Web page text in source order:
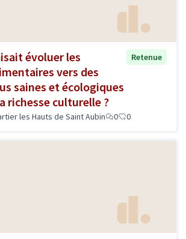
évoluer les
vers des
saines et écologiques
richesse culturelle ?
Retenue
les Hauts de Saint Aubin 0 0